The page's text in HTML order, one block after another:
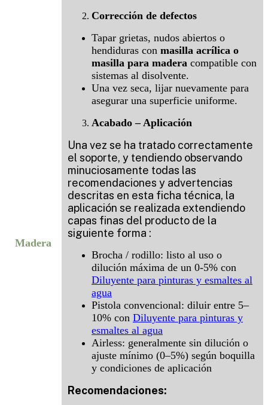
Madera
Corrección de defectos
Tapar grietas, nudos abiertos o
hendiduras con masilla acrílica o
masilla para madera compatible con
sistemas al disolvente.
Una vez seca, lijar nuevamente para
asegurar una superficie uniforme.
Acabado – Aplicación
Una vez se ha tratado correctamente
el soporte, y tendiendo observando
minuciosamente todas las
recomendaciones y advertencias
descritas en esta ficha técnica, la
aplicación se realizada extendiendo
capas finas del producto de la
siguiente forma :
Brocha / rodillo: listo al uso o
dilución máxima de un 0-5% con
Diluyente para pinturas y esmaltes al
agua
Pistola convencional: diluir entre 5–
10% con Diluyente para pinturas y
esmaltes al agua
Airless: generalmente sin dilución o
ajuste mínimo (0–5%) según boquilla
y condiciones de aplicación
Recomendaciones: